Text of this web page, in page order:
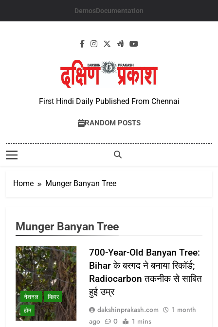
DemosDocumentation
First Hindi Daily Published From Chennai
RANDOM POSTS
Home Munger Banyan Tree
Munger Banyan Tree
नेशनल
बिहार
होम
700-Year-Old Banyan Tree:
Bihar के बरगद ने बनाया रिकॉर्ड;
Radiocarbon तकनीक से साबित
हुई उम्र
dakshinprakash.com
1 month
ago
0 1 mins